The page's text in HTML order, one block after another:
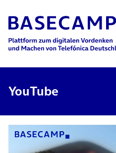
Main Navigation
YouTube